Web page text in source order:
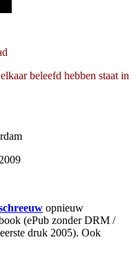
beleefd hebben staat in
opnieuw
(ePub zonder DRM /
druk 2005). Ook